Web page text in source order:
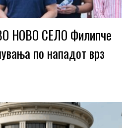
НОВО СЕЛО Филипче
по нападот врз